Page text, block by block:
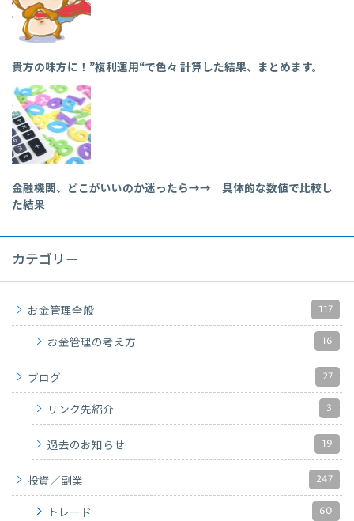
貴方の味方に！”複利運用“で色々 計算した結果、まとめます。
金融機関、どこがいいのか迷ったら→→ 具体的な数値で比較し
た結果
カテゴリー
お金管理全般 117
お金管理の考え方 16
ブログ 27
リンク先紹介 3
過去のお知らせ 19
投資／副業 247
トレード 60